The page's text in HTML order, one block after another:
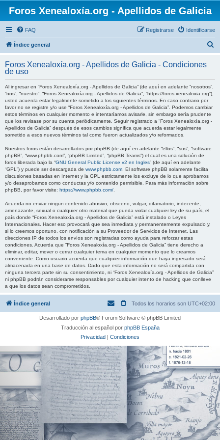
Foros Xenealoxía.org - Apellidos de Galicia
FAQ Identificarse
Registrarse
Índice general
c
Foros Xenealoxía.org - Apellidos de Galicia - Condiciones
de uso
Al ingresar en “Foros Xenealoxía.org - Apellidos de Galicia” (de aquí en adelante “nosotros”,
“nos”, “nuestro”, “Foros Xenealoxía.org - Apellidos de Galicia”, “https://foros.xenealoxia.org”),
usted acuerda estar legalmente sometido a los siguientes términos. En caso contrario por
favor no se registre y/o use “Foros Xenealoxía.org - Apellidos de Galicia”. Podemos cambiar
estos términos en cualquier momento e intentaríamos avisarle, sin embargo sería prudente
que los revisase por su cuenta periódicamente. Seguir registrado a “Foros Xenealoxía.org -
Apellidos de Galicia” después de esos cambios significa que acuerda estar legalmente
sometido a esos nuevos términos tal como fueron actualizados y/o reformados.
Nuestros foros están desarrollados por phpBB (de aquí en adelante “ellos”, “sus”, “software
phpBB”, “www.phpbb.com”, “phpBB Limited”, “phpBB Teams”) el cual es una solución de
foros liberada bajo la “GNU General Public License v2 en Ingles” (de aquí en adelante
“GPL”) y puede ser descargada de www.phpbb.com . El software phpBB solamente facilita
discusiones basadas en Internet y la GPL estrictamente los excluye de lo que aprobamos
y/o desaprobamos como conductas y/o contenido permisible. Para más información sobre
phpBB, por favor visite: https://www.phpbb.com/
Acuerda no enviar ningun contenido abusivo, obsceno, vulgar, difamatorio, indecente,
amenazante, sexual o cualquier otro material que pueda violar cualquier ley de su país, el
país donde “Foros Xenealoxía.org - Apellidos de Galicia” está instalado o Leyes
Internacionales. Hacer eso provocará que sea inmediata y permanentemente expulsado y,
si lo creemos oportuno, con notificación a su Proveedor de Servicios de Internet. Las
direcciones IP de todos los envíos son registradas como ayuda para reforzar estas
condiciones. Acuerda que “Foros Xenealoxía.org - Apellidos de Galicia” tiene derecho a
eliminar, editar, mover o cerrar cualquier tema en cualquier momento que lo creamos
conveniente. Como usuario acuerda que cualquier información que haya ingresado será
almacenada en una base de datos. Dado que esta información no será compartida con
ninguna tercera parte sin su consentimiento, ni “Foros Xenealoxía.org - Apellidos de Galicia”
ni phpBB podrán considerarse responsables por cualquier intento de hacking que conlleve
a que los datos sean comprometidos.
Índice general Todos los horarios son UTC+02:00
Desarrollado por phpBB® Forum Software © phpBB Limited
Traducción al español por phpBB España
Privacidad | Condiciones